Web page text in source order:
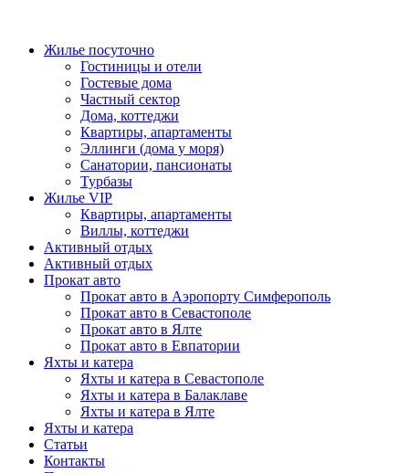
Жилье посуточно
Гостиницы и отели
Гостевые дома
Частный сектор
Дома, коттеджи
Квартиры, апартаменты
Эллинги (дома у моря)
Санатории, пансионаты
Турбазы
Жилье VIP
Квартиры, апартаменты
Виллы, коттеджи
Активный отдых
Активный отдых
Прокат авто
Прокат авто в Аэропорту Симферополь
Прокат авто в Севастополе
Прокат авто в Ялте
Прокат авто в Евпатории
Яхты и катера
Яхты и катера в Севастополе
Яхты и катера в Балаклаве
Яхты и катера в Ялте
Яхты и катера
Статьи
Контакты